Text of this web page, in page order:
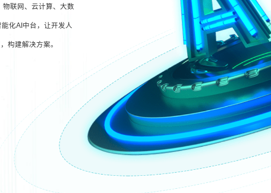
物联网、云计算、大数
化AI中台，让开发人
构建解决方案。